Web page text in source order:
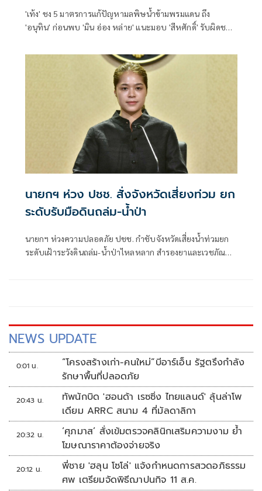
'เท้ง' ชง 5 มาตรการแก้ปัญหามลพิษน้ำข้ามพรมแดน ถึง
'อนุทิน' ก่อนพบ 'มิน อ่อง หล่าย' แนะมอบ 'สีหศักดิ์' รับผิดชอบ
นายกฯ ห่วง ปชช. สั่งจังหวัดเสี่ยงท่วม ยก
ระดับรับมือดินถล่ม-น้ำป่า
นายกฯ ห่วงความปลอดภัย ปชช. กำชับจังหวัดเสี่ยงน้ำท่วมยก
ระดับเฝ้าระวังดินถล่ม-น้ำป่าไหลหลาก สำรองยาและเวชภัณฑ์
NEWS UPDATE
0:01 น.
“โครงสร้างเก่า-คนใหม่”บีอาร์เอ็น รัฐตรึงกำลัง
รักษาพื้นที่ปลอดภัย
20:43 น.
ทัพนักบิด 'ฮอนด้า เรซซิ่ง ไทยแลนด์' ลุ้นล่าโพ
เดียม ARRC สนาม 4 ที่มัลดาลิกา
20:32 น.
‘ศุภมาส’ สั่งเข้มตรวจคลินิกเสริมความงาม ย้ำ
โฆษณาราคาต้องจ่ายจริง
20:12 น.
พี่ชาย 'ฮลุน โซโล่' แจ้งกำหนดการสวดอภิธรรม
ศพ เตรียมจัดพิธีฌาปนกิจ 11 ส.ค.